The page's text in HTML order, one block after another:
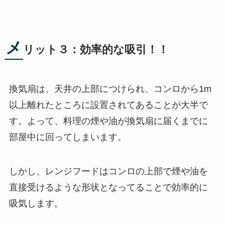
メ リット３：効率的な吸引！！
換気扇は、天井の上部につけられ、コンロから1m
以上離れたところに設置されてあることが大半で
す。よって、料理の煙や油が換気扇に届くまでに
部屋中に回ってしまいます。
しかし、レンジフードはコンロの上部で煙や油を
直接受けるような形状となってることで効率的に
吸気します。